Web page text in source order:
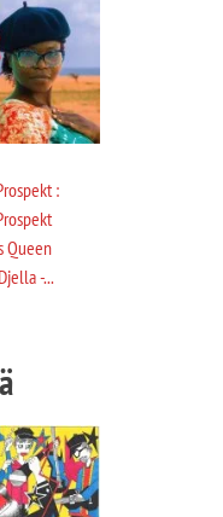
:
Queen
-...